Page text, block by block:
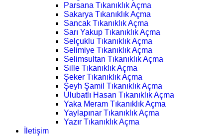
Parsana Tıkanıklık Açma
Sakarya Tıkanıklık Açma
Sancak Tıkanıklık Açma
Sarı Yakup Tıkanıklık Açma
Selçuklu Tıkanıklık Açma
Selimiye Tıkanıklık Açma
Selimsultan Tıkanıklık Açma
Sille Tıkanıklık Açma
Şeker Tıkanıklık Açma
Şeyh Şamil Tıkanıklık Açma
Ulubatlı Hasan Tıkanıklık Açma
Yaka Meram Tıkanıklık Açma
Yaylapınar Tıkanıklık Açma
Yazır Tıkanıklık Açma
İletişim